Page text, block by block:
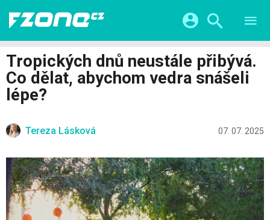
VIDEA
SERIÁLY
CHYTRÁ MĚSTA
ŽIVOT BUDOUCNOSTI
HRY A ZÁBAVA
Facebook Google
Tropických dnů neustále přibývá.
Co dělat, abychom vedra snášeli
lépe?
Tereza Lásková 07. 07. 2025